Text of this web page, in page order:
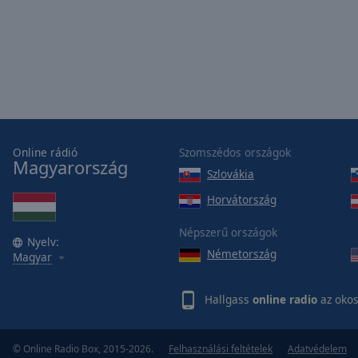
Online rádió
Magyarország
Nyelv:
Magyar
Szomszédos országok
Szlovákia
Horvátország
Népszerű országok
Németország
Hallgass online radio az
© Online Radio Box, 2015-2026.
Felhasználási feltételek Adatvédelem